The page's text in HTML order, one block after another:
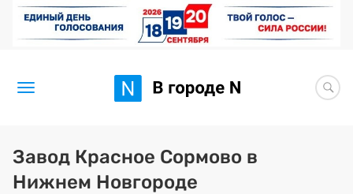
Новости
Статьи
Завод Красное Сормово в
Нижнем Новгороде